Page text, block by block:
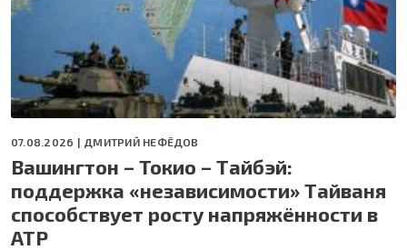
07.08.2026 | ДМИТРИЙ НЕФЁДОВ
Вашингтон – Токио – Тайбэй:
поддержка «независимости» Тайваня
способствует росту напряжённости в
АТР